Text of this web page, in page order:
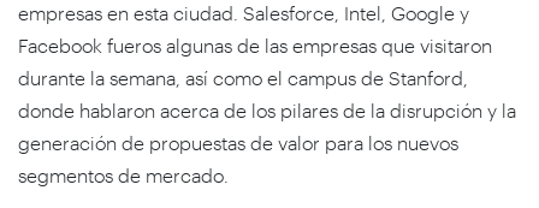
empresas en esta ciudad. Salesforce, Intel, Google y
Facebook fueros algunas de las empresas que visitaron
durante la semana, así como el campus de Stanford,
donde hablaron acerca de los pilares de la disrupción y la
generación de propuestas de valor para los nuevos
segmentos de mercado.